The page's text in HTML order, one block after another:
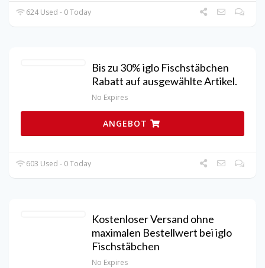
624 Used - 0 Today
Bis zu 30% iglo Fischstäbchen
Rabatt auf ausgewählte Artikel.
No Expires
ANGEBOT
603 Used - 0 Today
Kostenloser Versand ohne
maximalen Bestellwert bei iglo
Fischstäbchen
No Expires